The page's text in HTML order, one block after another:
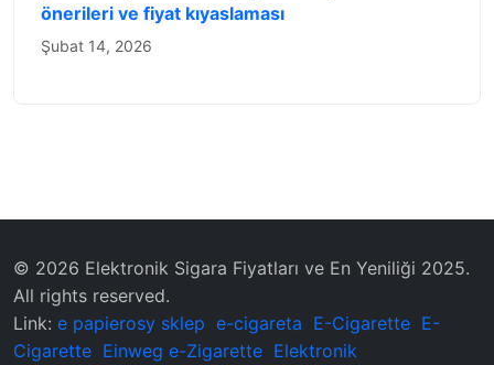
önerileri ve fiyat kıyaslaması
Şubat 14, 2026
© 2026 Elektronik Sigara Fiyatları ve En Yeniliği 2025.
All rights reserved.
Link: e papierosy sklep e-cigareta E-Cigarette E-
Cigarette Einweg e-Zigarette Elektronik